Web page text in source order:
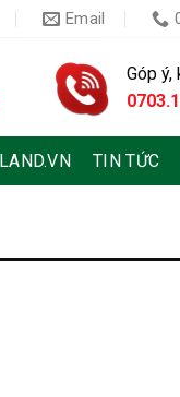
Email
Góp ý,
TIN TỨC